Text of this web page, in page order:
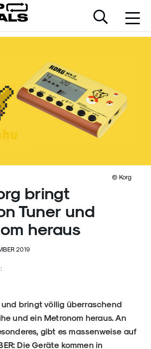
© Korg
bringt
Tuner und
heraus
2019
bringt völlig überraschend
und ein Metronom heraus. An
gibt es massenweise auf
Die Geräte kommen in